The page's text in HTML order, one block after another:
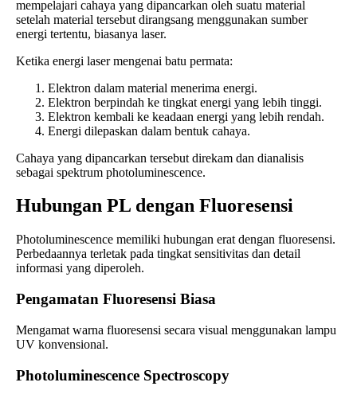
mempelajari cahaya yang dipancarkan oleh suatu material
setelah material tersebut dirangsang menggunakan sumber
energi tertentu, biasanya laser.
Ketika energi laser mengenai batu permata:
Elektron dalam material menerima energi.
Elektron berpindah ke tingkat energi yang lebih tinggi.
Elektron kembali ke keadaan energi yang lebih rendah.
Energi dilepaskan dalam bentuk cahaya.
Cahaya yang dipancarkan tersebut direkam dan dianalisis
sebagai spektrum photoluminescence.
Hubungan PL dengan Fluoresensi
Photoluminescence memiliki hubungan erat dengan fluoresensi.
Perbedaannya terletak pada tingkat sensitivitas dan detail
informasi yang diperoleh.
Pengamatan Fluoresensi Biasa
Mengamat warna fluoresensi secara visual menggunakan lampu
UV konvensional.
Photoluminescence Spectroscopy